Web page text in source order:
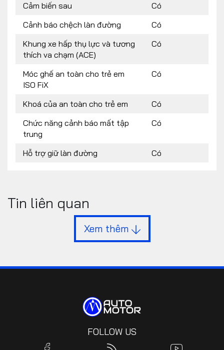
Cảm biến sau
Có
Cảnh báo chệch làn đường
Có
Khung xe hấp thụ lực và tương
thích va chạm (ACE)
Có
Móc ghế an toàn cho trẻ em
ISO FiX
Có
Khoá của an toàn cho trẻ em
Có
Chức năng cảnh báo mất tập
trung
Có
Hỗ trợ giữ làn đường Có
Tin liên quan
Xem thêm
FOLLOW US